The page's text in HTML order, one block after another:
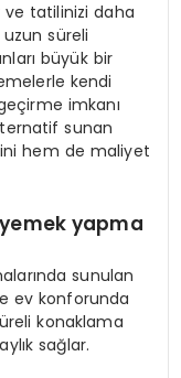
ve tatilinizi daha
süreli
büyük bir
kendi
imkanı
sunan
hem de maliyet
yapma
sunulan
ev konforunda
konaklama
sağlar.